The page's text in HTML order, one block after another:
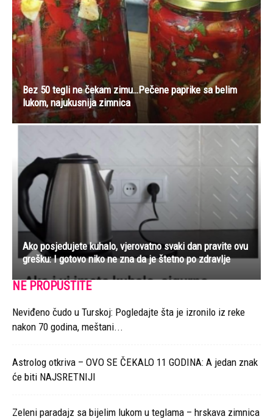
Bez 50 tegli ne čekam zimu…Pečene paprike sa belim
lukom, najukusnija zimnica
Ako posjedujete kuhalo, vjerovatno svaki dan pravite ovu
grešku: I gotovo niko ne zna da je štetno po zdravlje
NE PROPUSTITE
Neviđeno čudo u Turskoj: Pogledajte šta je izronilo iz reke
nakon 70 godina, meštani...
Astrolog otkriva – OVO SE ČEKALO 11 GODINA: A jedan znak
će biti NAJSRETNIJI
Zeleni paradajz sa bijelim lukom u teglama – hrskava zimnica